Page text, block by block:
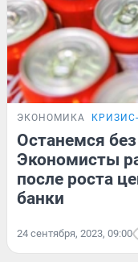
ЭКОНОМИКА
Останемся
Экономисты
после роста
банки
24 сентября, 2023, 09:00